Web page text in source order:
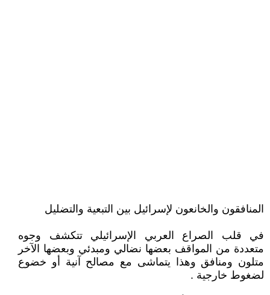
المنافقون والخانعون لإسرائيل بين التبعية والتضليل
في قلب الصراع العربي الإسرائيلي تتكشف وجوه
متعددة من المواقف بعضها نضالي ومبدئي وبعضها الآخر
متلون ومنافق وهذا يتماشى مع مصالح آنية أو خضوع
لضغوط خارجية .